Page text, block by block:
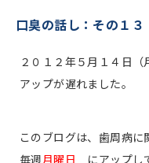
口臭の話し：その１３
２０１２年５月１４日（
アップが遅れました。
このブログは、歯周病に
毎週月曜日 にアップし